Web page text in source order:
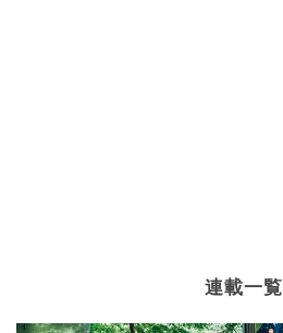
連載一覧